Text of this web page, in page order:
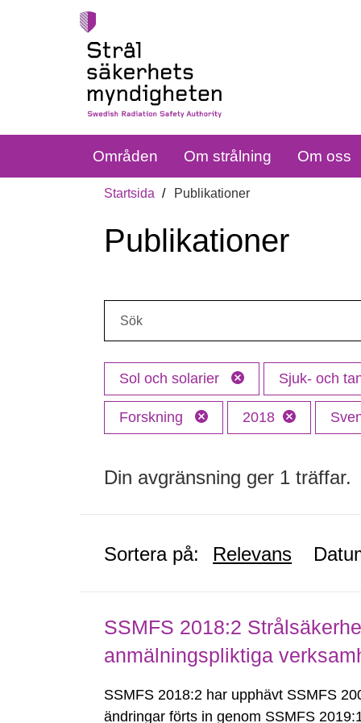
Områden Om strålning Om oss
Startsida Publikationer
Publikationer
Sol och solarier Sjuk- och
Forskning 2018
Din avgränsning ger 1 träffar.
Sortera på: Relevans
SSMFS 2018:2
anmälningspliktiga
SSMFS 2018:2 har upphävt SSMFS
ändringar förts in genom SSMFS